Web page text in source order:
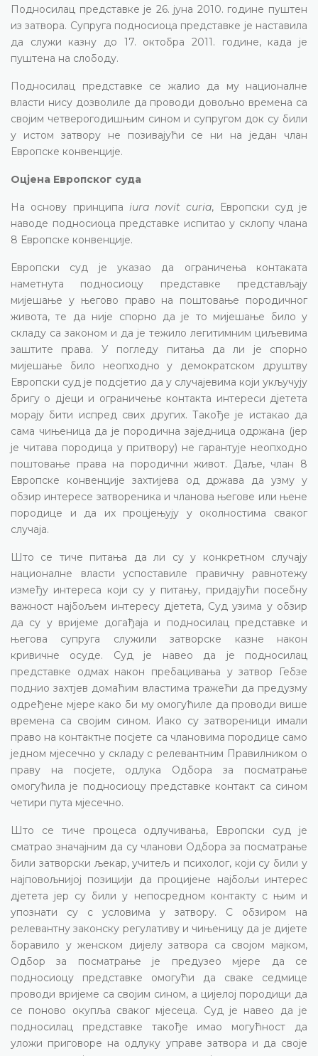
Подносилац представке је 26. јуна 2010. године пуштен
из затвора. Супруга подносиоца представке је наставила
да служи казну до 17. октобра 2011. године, када је
пуштена на слободу.
Подносилац представке се жалио да му националне
власти нису дозволиле да проводи довољно времена са
својим четверогодишњим сином и супругом док су били
у истом затвору не позивајући се ни на један члан
Европске конвенције.
Оцјена Европског суда
На основу принципа iura novit curia, Европски суд је
наводе подносиоца представке испитао у склопу члана
8 Европске конвенције.
Европски суд је указао да ограничења контаката
наметнута подносиоцу представке представљају
мијешање у његово право на поштовање породичног
живота, те да није спорно да је то мијешање било у
складу са законом и да је тежило легитимним циљевима
заштите права. У погледу питања да ли је спорно
мијешање било неопходно у демократском друштву
Европски суд је подсјетио да у случајевима који укључују
бригу о дјеци и ограничење контакта интереси дјетета
морају бити испред свих других. Такође је истакао да
сама чињеница да је породична заједница одржана (јер
је читава породица у притвору) не гарантује неопходно
поштовање права на породични живот. Даље, члан 8
Европске конвенције захтијева од држава да узму у
обзир интересе затвореника и чланова његове или њене
породице и да их процјењују у околностима сваког
случаја.
Што се тиче питања да ли су у конкретном случају
националне власти успоставиле правичну равнотежу
између интереса који су у питању, придајући посебну
важност најбољем интересу дјетета, Суд узима у обзир
да су у вријеме догађаја и подносилац представке и
његова супруга служили затворске казне након
кривичне осуде. Суд је навео да је подносилац
представке одмах након пребацивања у затвор Гебзе
поднио захтјев домаћим властима тражећи да предузму
одређене мјере како би му омогућиле да проводи више
времена са својим сином. Иако су затвореници имали
право на контактне посјете са члановима породице само
једном мјесечно у складу с релевантним Правилником о
праву на посјете, одлука Одбора за посматрање
омогућила је подносиоцу представке контакт са сином
четири пута мјесечно.
Што се тиче процеса одлучивања, Европски суд је
сматрао значајним да су чланови Одбора за посматрање
били затворски љекар, учитељ и психолог, који су били у
најповољнијој позицији да процијене најбољи интерес
дјетета јер су били у непосредном контакту с њим и
упознати су с условима у затвору. С обзиром на
релевантну законску регулативу и чињеницу да је дијете
боравило у женском дијелу затвора са својом мајком,
Одбор за посматрање је предузео мјере да се
подносиоцу представке омогући да сваке седмице
проводи вријеме са својим сином, а цијелој породици да
се поново окупља сваког мјесеца. Суд је навео да је
подносилац представке такође имао могућност да
уложи приговоре на одлуку управе затвора и да своје